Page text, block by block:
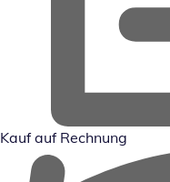
Kauf auf Rechnung